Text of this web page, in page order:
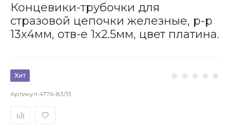
Концевики-трубочки для
стразовой цепочки железные, р-р
13х4мм, отв-е 1х2.5мм, цвет платина.
Хит
Артикул 4776-83/13